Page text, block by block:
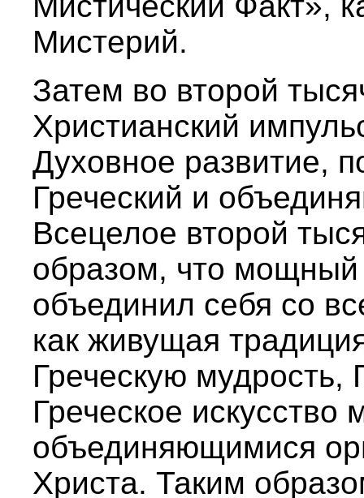
Мистерий.
Затем во второй
Христианский
Духовное развитие,
Греческий и
Всецелое второй
образом, что мощный
объединил себя со
как живущая
Греческую мудрость,
Греческое
объединяющимися
Христа. Таким